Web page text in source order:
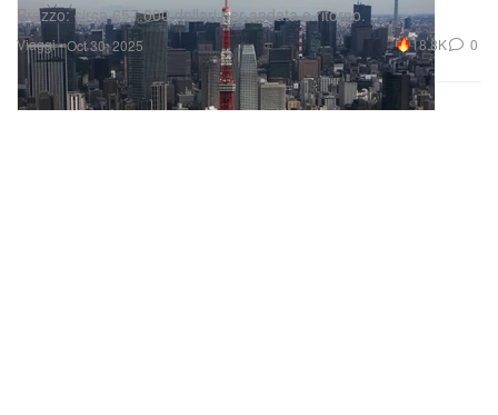
Viaggi
Prezzo: circa 657.000 dollari per andata e ritorno.
Oct 30, 2025 18.8K 0